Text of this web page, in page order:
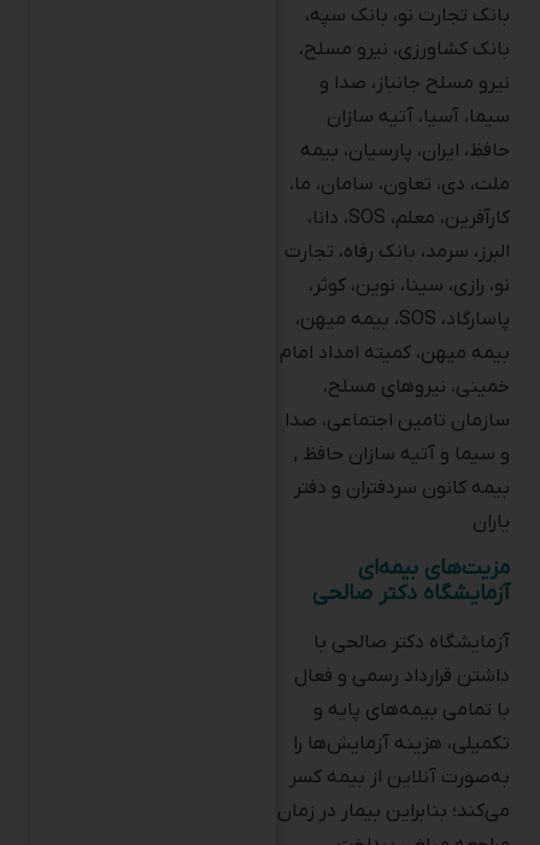
بانک کشاورزی، نیرو مسلح،
نیرو مسلح جانباز، صدا و
سیما، آسیا، آتیه سازان
حافظ، ایران، پارسیان، بیمه
ملت، دی، تعاون، سامان، ما،
کارآفرین، معلم، SOS، دانا،
البرز، سرمد، بانک رفاه، تجارت
نو، رازی، سینا، نوین، کوثر،
پاسارگاد، SOS، بیمه میهن،
بیمه میهن، کمیته امداد امام
خمینی، نیروهای مسلح،
سازمان تامین اجتماعی، صدا
و سیما و آتیه سازان حافظ ,
بیمه کانون سردفتران و دفتر
یاران
مزیت‌های بیمه‌ای
آزمایشگاه دکتر صالحی
داشتن قرارداد رسمی و فعال
با تمامی بیمه‌های پایه و
تکمیلی، هزینه آزمایش‌ها را
به‌صورت آنلاین از بیمه کسر
می‌کند؛ بنابراین بیمار در زمان
مراجعه مبلغی پرداخت